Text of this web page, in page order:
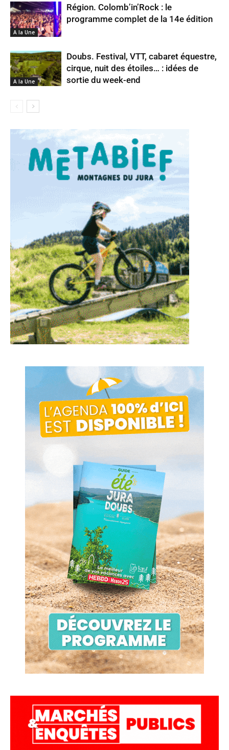
A la Une
Région. Colomb’in’Rock : le
programme complet de la 14e édition
A la Une
Doubs. Festival, VTT, cabaret équestre,
cirque, nuit des étoiles… : idées de
sortie du week-end